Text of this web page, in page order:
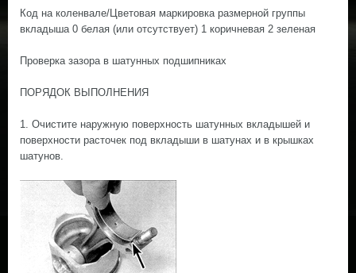
Код на коленвале/Цветовая маркировка размерной группы
вкладыша 0 белая (или отсутствует) 1 коричневая 2 зеленая
Проверка зазора в шатунных подшипниках
ПОРЯДОК ВЫПОЛНЕНИЯ
1. Очистите наружную поверхность шатунных вкладышей и
поверхности расточек под вкладыши в шатунах и в крышках
шатунов.